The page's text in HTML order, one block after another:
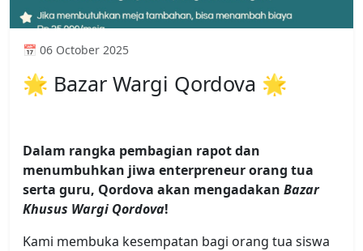
📅 06 October 2025
🌟 Bazar Wargi Qordova 🌟
Dalam rangka pembagian rapot dan
menumbuhkan jiwa enterpreneur orang tua
serta guru, Qordova akan mengadakan Bazar
Khusus Wargi Qordova!
Kami membuka kesempatan bagi orang tua siswa